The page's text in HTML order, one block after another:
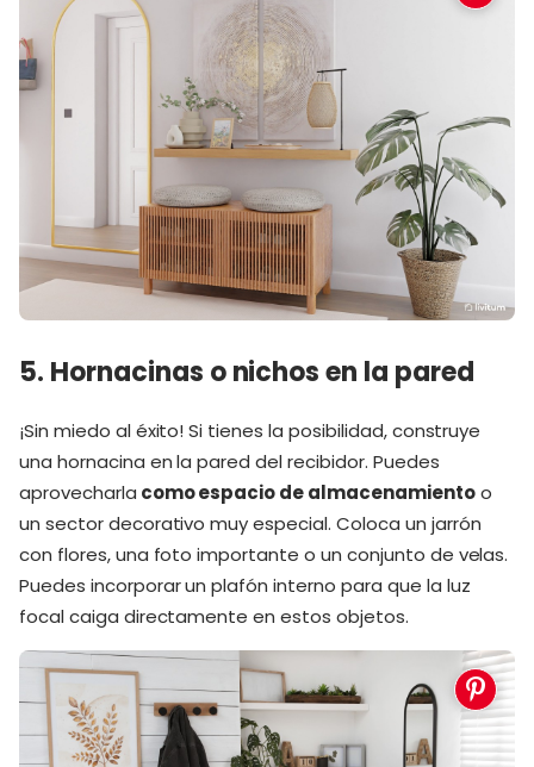
5. Hornacinas o nichos en la pared
¡Sin miedo al éxito! Si tienes la posibilidad, construye
una hornacina en la pared del recibidor. Puedes
aprovecharla como espacio de almacenamientoo
un sector decorativo muy especial. Coloca un jarrón
con flores, una foto importante o un conjunto de velas.
Puedes incorporar un plafón interno para que la luz
focal caiga directamente en estos objetos.